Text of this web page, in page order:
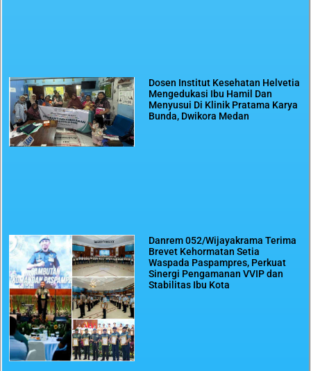
Dosen Institut Kesehatan Helvetia
Mengedukasi Ibu Hamil Dan
Menyusui Di Klinik Pratama Karya
Bunda, Dwikora Medan
Danrem 052/Wijayakrama Terima
Brevet Kehormatan Setia
Waspada Paspampres, Perkuat
Sinergi Pengamanan VVIP dan
Stabilitas Ibu Kota